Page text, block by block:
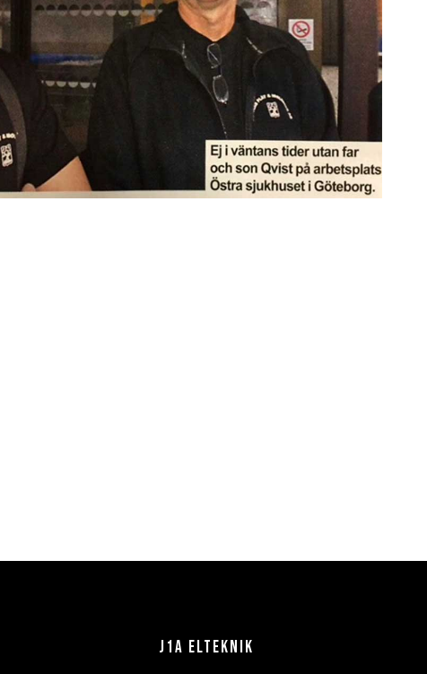
J1A ELTEKNIK